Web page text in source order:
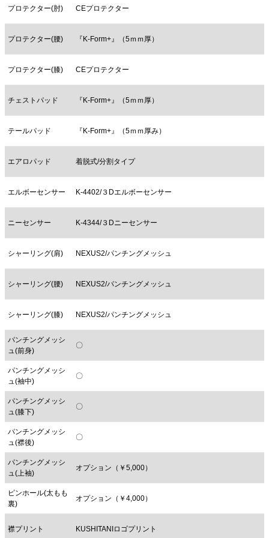
プロテクター(肘) CEプロテクター
プロテクター(腰) 『K-Form+』（5ｍｍ厚）
プロテクター(膝) CEプロテクター
チェストパッド 『K-Form+』（5ｍｍ厚）
テールパッド 『K-Form+』（5ｍｍ厚み）
エアロパッド 着脱式/分割タイプ
エルボーセンサー K-4402/３Dエルボーセンサー
ニーセンサー K-4344/３Dニーセンサー
シャーリング(肩) NEXUS2/パンチングメッシュ
シャーリング(腰) NEXUS2/パンチングメッシュ
シャーリング(膝) NEXUS2/パンチングメッシュ
パンチングメッシ
ュ(前身)
〇
パンチングメッシ
ュ(袖中)
〇
パンチングメッシ
ュ(膝下)
〇
パンチングメッシ
ュ(襟後)
〇
パンチングメッシ
ュ(上袖)
オプション（￥5,000）
ピンホール(太もも
裏)
オプション（￥4,000）
襟プリント KUSHITANIロゴプリント